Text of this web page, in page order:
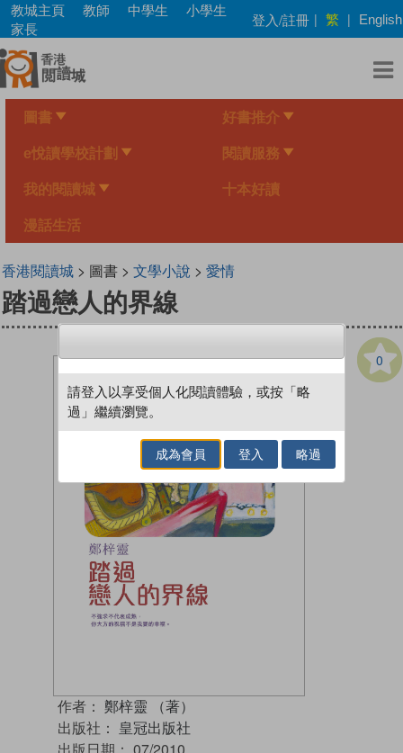
Skip
main
content
教城主頁 教師 中學生
小學生
家長
登入/註冊 | 繁 | English
圖書 好書推介
e悅讀學校計劃 閱讀服務
我的閱讀城 十本好讀
漫話生活
香港閱讀城> 圖書 > 文學小說 > 愛情
踏過戀人的界線
0
作者： 鄭梓靈 （著）
出版社： 皇冠出版社
請登入以享受個人化閱讀體驗，或按「略
過」繼續瀏覽。
成為會員 登入 略過